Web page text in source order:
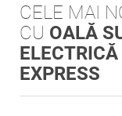
CELE MAI
CU OALĂ
EXPRESS